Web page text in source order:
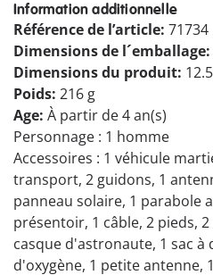
Information additionnelle
Référence de l’article: 71734
Dimensions de l´emballage:
Dimensions du produit:
Poids: 216 g
Age: À partir de 4 an(s)
Personnage : 1 homme
Accessoires : 1 véhicule
transport, 2 guidons, 1
panneau solaire, 1 parabole
présentoir, 1 câble, 2 pieds,
casque d'astronaute, 1 sac
d'oxygène, 1 petite antenne,